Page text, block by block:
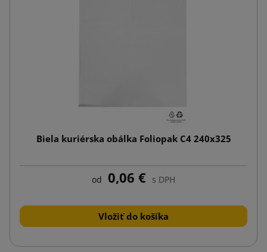
Biela kuriérska obálka Foliopak C4 240x325
od 0,06 € s DPH
Vložiť do košíka